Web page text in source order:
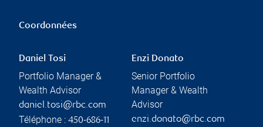
Coordonnées
Daniel Tosi
Portfolio Manager &
Wealth Advisor
daniel.tosi@rbc.com
Téléphone : 450-686-11
Enzi Donato
Senior Portfolio
Manager & Wealth
Advisor
enzi.donato@rbc.com